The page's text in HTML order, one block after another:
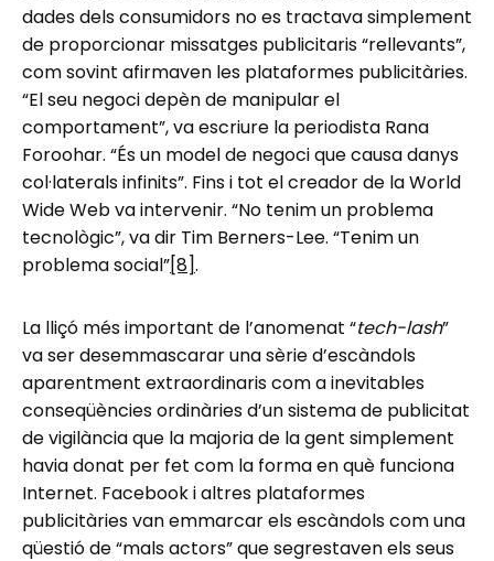
dades dels consumidors no es tractava simplement
de proporcionar missatges publicitaris “rellevants”,
com sovint afirmaven les plataformes publicitàries.
“El seu negoci depèn de manipular el
comportament”, va escriure la periodista Rana
Foroohar. “És un model de negoci que causa danys
col·laterals infinits”. Fins i tot el creador de la World
Wide Web va intervenir. “No tenim un problema
tecnològic”, va dir Tim Berners-Lee. “Tenim un
problema social”[8].
La lliçó més important de l’anomenat “tech-lash”
va ser desemmascarar una sèrie d’escàndols
aparentment extraordinaris com a inevitables
conseqüències ordinàries d’un sistema de publicitat
de vigilància que la majoria de la gent simplement
havia donat per fet com la forma en què funciona
Internet. Facebook i altres plataformes
publicitàries van emmarcar els escàndols com una
qüestió de “mals actors” que segrestaven els seus